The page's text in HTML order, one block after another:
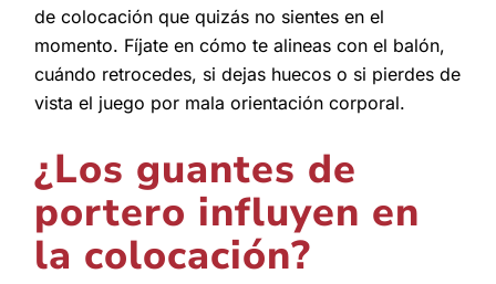
de colocación que quizás no sientes en el
momento. Fíjate en cómo te alineas con el balón,
cuándo retrocedes, si dejas huecos o si pierdes de
vista el juego por mala orientación corporal.
¿Los guantes de
portero influyen en
la colocación?